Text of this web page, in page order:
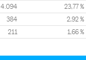
4.094 23,77 %
384 2,92 %
211 1,66 %